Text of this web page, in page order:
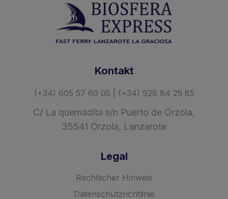
Kontakt
(+34) 605 57 60 05 | (+34) 928 84 25 85
C/ La quemadita s/n Puerto de Órzola,
35541 Órzola, Lanzarote
Legal
Rechtlicher Hinweis
Datenschutzrichtlinie